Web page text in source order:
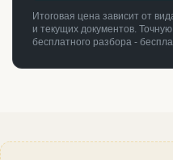
Итоговая цена зависит от
и текущих документов.
бесплатного разбора -